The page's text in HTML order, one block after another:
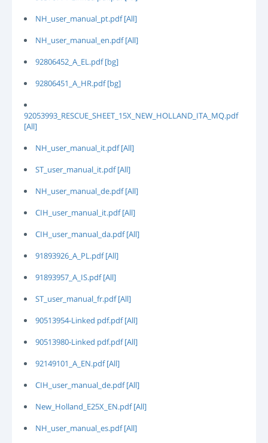
NH_user_manual_pt.pdf [All]
NH_user_manual_en.pdf [All]
92806452_A_EL.pdf [bg]
92806451_A_HR.pdf [bg]
92053993_RESCUE_SHEET_15X_NEW_HOLLAND_ITA_MQ.pdf
[All]
NH_user_manual_it.pdf [All]
ST_user_manual_it.pdf [All]
NH_user_manual_de.pdf [All]
CIH_user_manual_it.pdf [All]
CIH_user_manual_da.pdf [All]
91893926_A_PL.pdf [All]
91893957_A_IS.pdf [All]
ST_user_manual_fr.pdf [All]
90513954-Linked pdf.pdf [All]
90513980-Linked pdf.pdf [All]
92149101_A_EN.pdf [All]
CIH_user_manual_de.pdf [All]
New_Holland_E25X_EN.pdf [All]
NH_user_manual_es.pdf [All]